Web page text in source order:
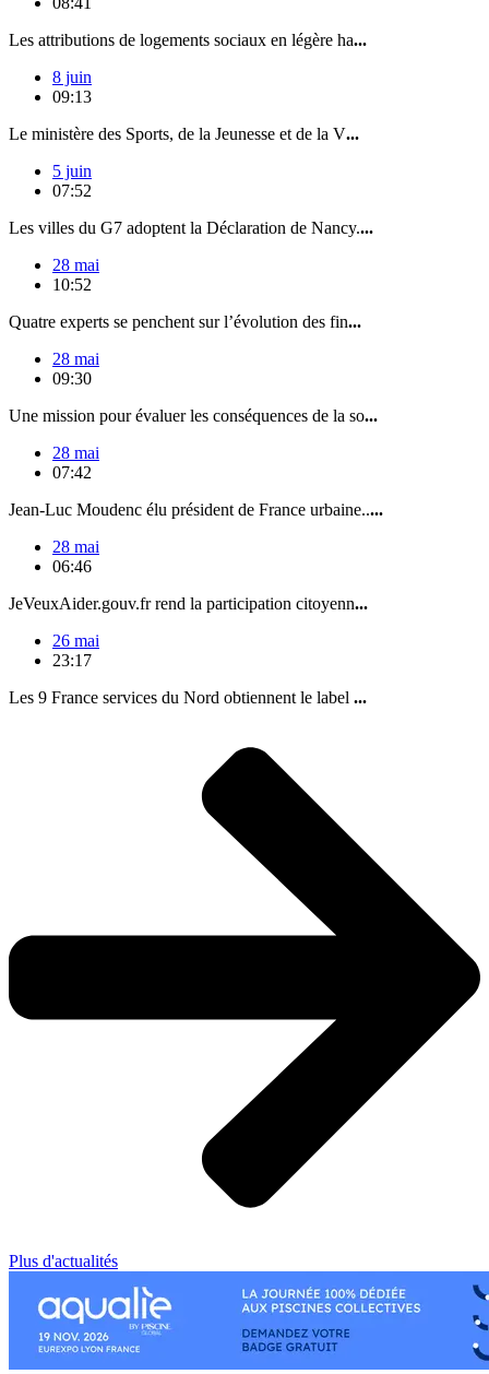
Les attributions de logements sociaux en légère ha...
8 juin
09:13
Le ministère des Sports, de la Jeunesse et de la V...
5 juin
07:52
Les villes du G7 adoptent la Déclaration de Nancy....
28 mai
10:52
Quatre experts se penchent sur l’évolution des fin...
28 mai
09:30
Une mission pour évaluer les conséquences de la so...
28 mai
07:42
Jean-Luc Moudenc élu président de France urbaine.....
28 mai
06:46
JeVeuxAider.gouv.fr rend la participation citoyenn...
26 mai
23:17
Les 9 France services du Nord obtiennent le label ...
Plus d'actualités